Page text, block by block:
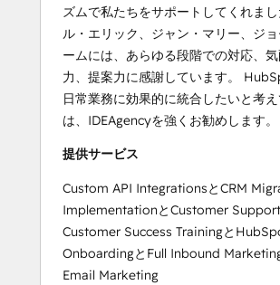
ズムで私たちをサポートしてくれま
ル・エリック、ジャン・マリー、ジ
ームには、あらゆる段階での対応、
力、提案力に感謝しています。
日常業務に効果的に統合したいと考
は、IDEAgencyを強くお勧めします。
提供サービス
Custom API IntegrationsとCRM
ImplementationとCustomer
Customer Success Trainingと
OnboardingとFull Inbound
Email Marketing